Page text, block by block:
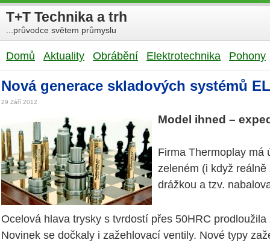
T+T Technika a trh
...průvodce světem průmyslu
Domů Aktuality Obrábění Elektrotechnika Pohony
Nová generace skladových systémů
29 Září 2012
Model ihned –
Firma Thermoplay má
zeleném (i když
drážkou a tzv.
Ocelová hlava trysky s tvrdostí přes 50HRC
Novinek se dočkaly i zažehlovací ventily. Nové typy